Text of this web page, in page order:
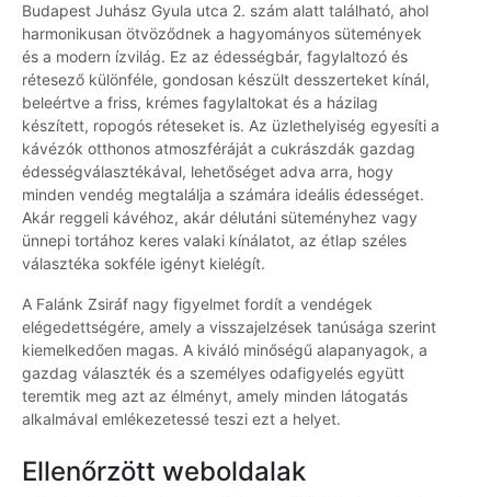
Budapest Juhász Gyula utca 2. szám alatt található, ahol
harmonikusan ötvöződnek a hagyományos sütemények
és a modern ízvilág. Ez az édességbár, fagylaltozó és
rétesező különféle, gondosan készült desszerteket kínál,
beleértve a friss, krémes fagylaltokat és a házilag
készített, ropogós réteseket is. Az üzlethelyiség egyesíti a
kávézók otthonos atmoszféráját a cukrászdák gazdag
édességválasztékával, lehetőséget adva arra, hogy
minden vendég megtalálja a számára ideális édességet.
Akár reggeli kávéhoz, akár délutáni süteményhez vagy
ünnepi tortához keres valaki kínálatot, az étlap széles
választéka sokféle igényt kielégít.
A Falánk Zsiráf nagy figyelmet fordít a vendégek
elégedettségére, amely a visszajelzések tanúsága szerint
kiemelkedően magas. A kiváló minőségű alapanyagok, a
gazdag választék és a személyes odafigyelés együtt
teremtik meg azt az élményt, amely minden látogatás
alkalmával emlékezetessé teszi ezt a helyet.
Ellenőrzött weboldalak